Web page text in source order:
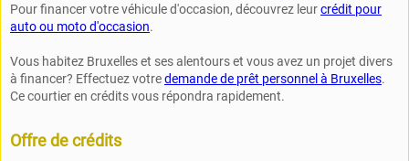
Pour financer votre véhicule d'occasion, découvrez leurcrédit pour
auto ou moto d'occasion.
Vous habitez Bruxelles et ses alentours et vous avez un projet divers
à financer? Effectuez votredemande de prêt personnel à Bruxelles.
Ce courtier en crédits vous répondra rapidement.
Offre de crédits